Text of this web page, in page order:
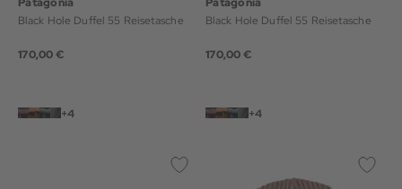
Black Hole Duffel 55 Reisetasche
170,00 €
+4
Black Hole Duffel 55 Reisetasche
170,00 €
+4